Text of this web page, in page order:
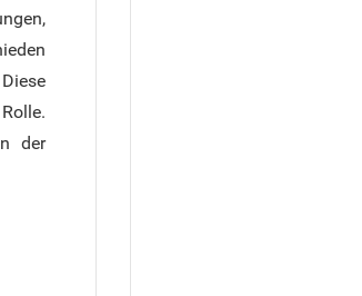
der